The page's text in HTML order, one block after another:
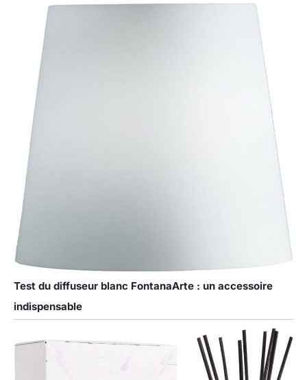
Test du diffuseur blanc FontanaArte : un accessoire
indispensable